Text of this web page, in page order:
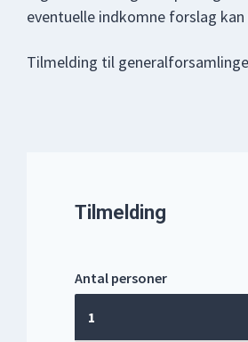
eventuelle indkomne forslag kan
Tilmelding til
Tilmelding
Antal personer
1